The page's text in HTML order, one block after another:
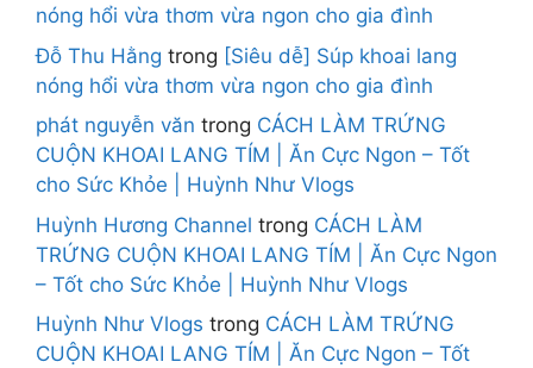
nóng hổi vừa thơm vừa ngon cho gia đình
Đỗ Thu Hằng trong [Siêu dễ] Súp khoai lang
nóng hổi vừa thơm vừa ngon cho gia đình
phát nguyễn văn trong CÁCH LÀM TRỨNG
CUỘN KHOAI LANG TÍM | Ăn Cực Ngon – Tốt
cho Sức Khỏe | Huỳnh Như Vlogs
Huỳnh Hương Channel trong CÁCH LÀM
TRỨNG CUỘN KHOAI LANG TÍM | Ăn Cực Ngon
– Tốt cho Sức Khỏe | Huỳnh Như Vlogs
Huỳnh Như Vlogs trong CÁCH LÀM TRỨNG
CUỘN KHOAI LANG TÍM | Ăn Cực Ngon – Tốt